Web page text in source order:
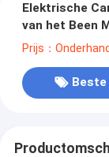
Elektrische
van het Been
Prijs：